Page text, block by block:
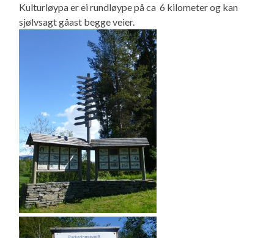
Kulturløypa er ei rundløype på ca 6 kilometer og kan
sjølvsagt gåast begge veier.